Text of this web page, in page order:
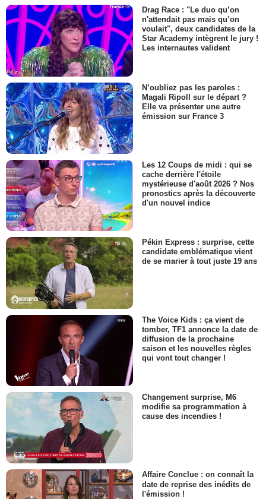
Drag Race : "Le duo qu’on
n'attendait pas mais qu’on
voulait", deux candidates de la
Star Academy intègrent le jury !
Les internautes valident
N’oubliez pas les paroles :
Magali Ripoll sur le départ ?
Elle va présenter une autre
émission sur France 3
Les 12 Coups de midi : qui se
cache derrière l'étoile
mystérieuse d'août 2026 ? Nos
pronostics après la découverte
d'un nouvel indice
Pékin Express : surprise, cette
candidate emblématique vient
de se marier à tout juste 19 ans
The Voice Kids : ça vient de
tomber, TF1 annonce la date de
diffusion de la prochaine
saison et les nouvelles règles
qui vont tout changer !
Changement surprise, M6
modifie sa programmation à
cause des incendies !
Affaire Conclue : on connaît la
date de reprise des inédits de
l'émission !